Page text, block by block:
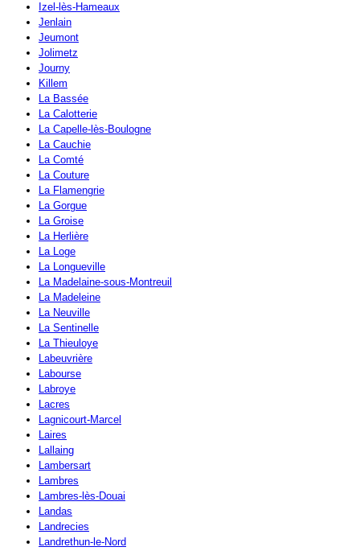
Izel-lès-Hameaux
Jenlain
Jeumont
Jolimetz
Journy
Killem
La Bassée
La Calotterie
La Capelle-lès-Boulogne
La Cauchie
La Comté
La Couture
La Flamengrie
La Gorgue
La Groise
La Herlière
La Loge
La Longueville
La Madelaine-sous-Montreuil
La Madeleine
La Neuville
La Sentinelle
La Thieuloye
Labeuvrière
Labourse
Labroye
Lacres
Lagnicourt-Marcel
Laires
Lallaing
Lambersart
Lambres
Lambres-lès-Douai
Landas
Landrecies
Landrethun-le-Nord